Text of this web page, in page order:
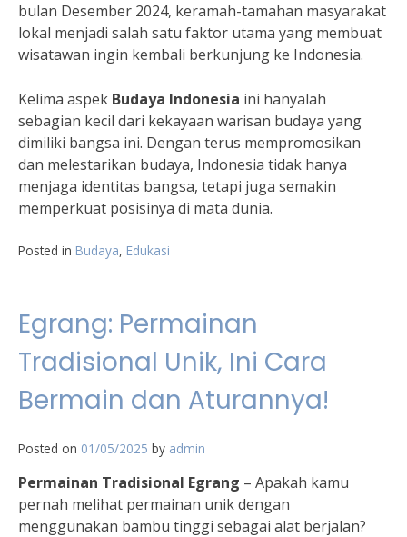
bulan Desember 2024, keramah-tamahan masyarakat
lokal menjadi salah satu faktor utama yang membuat
wisatawan ingin kembali berkunjung ke Indonesia.
Kelima aspek Budaya Indonesia ini hanyalah
sebagian kecil dari kekayaan warisan budaya yang
dimiliki bangsa ini. Dengan terus mempromosikan
dan melestarikan budaya, Indonesia tidak hanya
menjaga identitas bangsa, tetapi juga semakin
memperkuat posisinya di mata dunia.
Posted in Budaya, Edukasi
Egrang: Permainan
Tradisional Unik, Ini Cara
Bermain dan Aturannya!
Posted on 01/05/2025 by admin
Permainan Tradisional Egrang – Apakah kamu
pernah melihat permainan unik dengan
menggunakan bambu tinggi sebagai alat berjalan?